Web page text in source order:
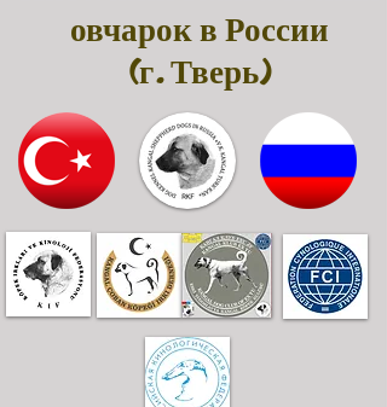
овчарок в России
(г. Тверь)